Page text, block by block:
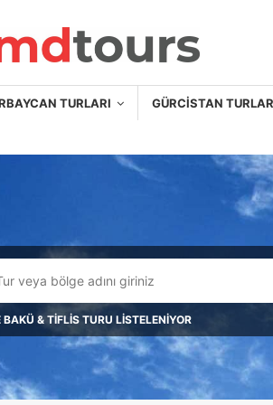
TURLARI
Bakü Turları
GÜRCISTAN
Tiflis Turları
Trenle Bakü & Tiflis Turu
BAKÜ & TİFLİS TURU LİSTELENİYOR